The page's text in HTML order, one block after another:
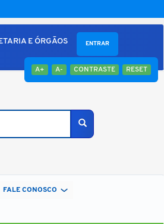
A+ A- CONTRASTE RESET
E ÓRGÃOS
Buscar
ENTRAR
FALE CONOSCO